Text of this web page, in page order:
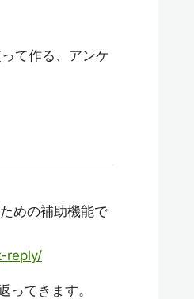
て作る、アンケ
めの補助機能で
reply/
てきます。